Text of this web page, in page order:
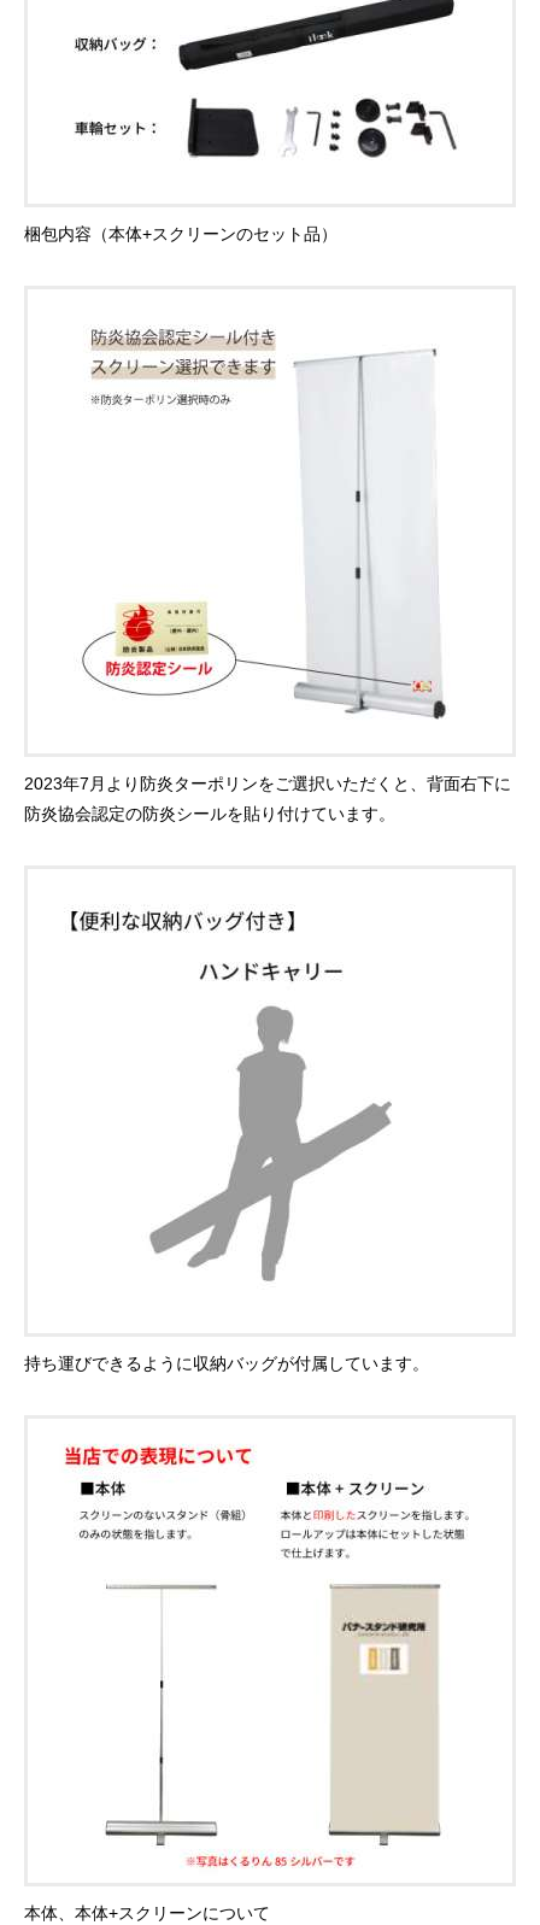
梱包内容（本体+スクリーンのセット品）
2023年7月より防炎ターポリンをご選択いただくと、背面右下に
防炎協会認定の防炎シールを貼り付けています。
持ち運びできるように収納バッグが付属しています。
本体、本体+スクリーンについて